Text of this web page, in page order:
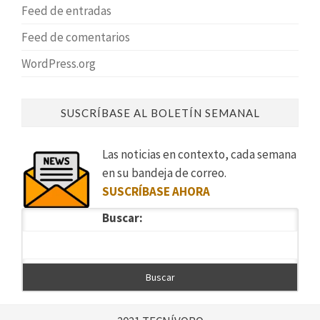
Feed de entradas
Feed de comentarios
WordPress.org
SUSCRÍBASE AL BOLETÍN SEMANAL
Las noticias en contexto, cada semana
en su bandeja de correo.
SUSCRÍBASE AHORA
Buscar: